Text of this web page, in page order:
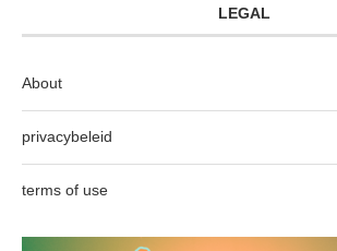
LEGAL
About
privacybeleid
terms of use